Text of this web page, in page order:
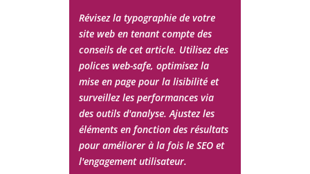
Révisez la typographie de votre
site web en tenant compte des
conseils de cet article. Utilisez des
polices web-safe, optimisez la
mise en page pour la lisibilité et
surveillez les performances via
des outils d'analyse. Ajustez les
éléments en fonction des résultats
pour améliorer à la fois le SEO et
l'engagement utilisateur.